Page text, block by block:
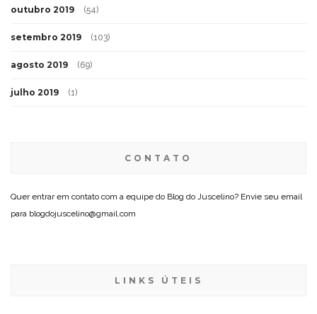
outubro 2019 (54)
setembro 2019 (103)
agosto 2019 (69)
julho 2019 (1)
CONTATO
Quer entrar em contato com a equipe do Blog do Juscelino? Envie seu email
para blogdojuscelino@gmail.com
LINKS ÚTEIS